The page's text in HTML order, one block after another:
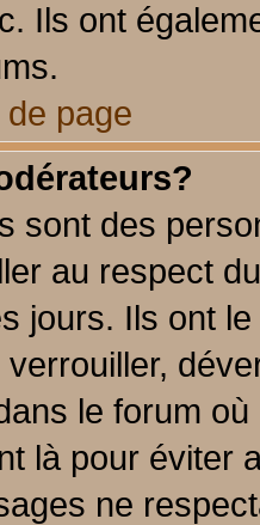
Ils ont
page
sont des
au respect
jours. Ils ont
le forum
là pour éviter
ne